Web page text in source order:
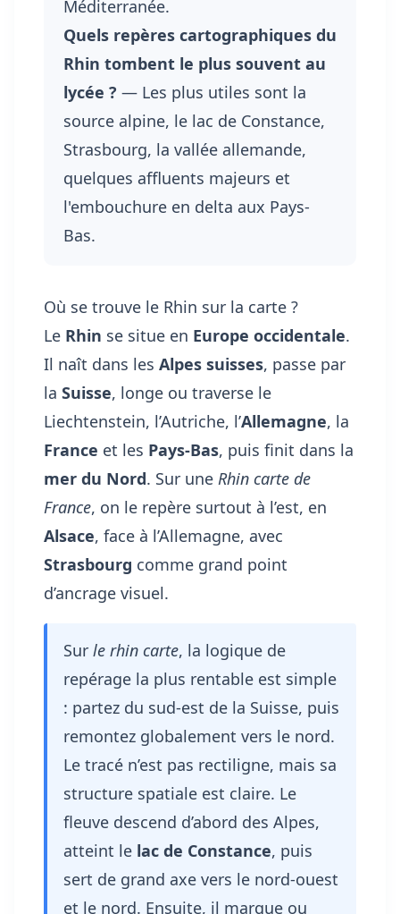
Méditerranée.
Quels repères cartographiques du
Rhin tombent le plus souvent au
lycée ? — Les plus utiles sont la
source alpine, le lac de Constance,
Strasbourg, la vallée allemande,
quelques affluents majeurs et
l'embouchure en delta aux Pays-
Bas.
Où se trouve le Rhin sur la carte ?
Le Rhin se situe en Europe occidentale.
Il naît dans les Alpes suisses, passe par
la Suisse, longe ou traverse le
Liechtenstein, l’Autriche, l’Allemagne, la
France et les Pays-Bas, puis finit dans la
mer du Nord. Sur une Rhin carte de
France, on le repère surtout à l’est, en
Alsace, face à l’Allemagne, avec
Strasbourg comme grand point
d’ancrage visuel.
Sur le rhin carte, la logique de
repérage la plus rentable est simple
: partez du sud-est de la Suisse, puis
remontez globalement vers le nord.
Le tracé n’est pas rectiligne, mais sa
structure spatiale est claire. Le
fleuve descend d’abord des Alpes,
atteint le lac de Constance, puis
sert de grand axe vers le nord-ouest
et le nord. Ensuite, il marque ou